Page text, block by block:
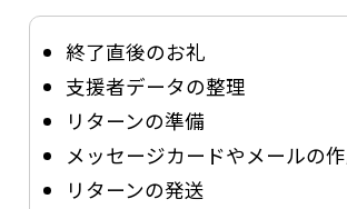
終了直後のお礼
支援者データの整理
リターンの準備
メッセージカードやメールの
リターンの発送